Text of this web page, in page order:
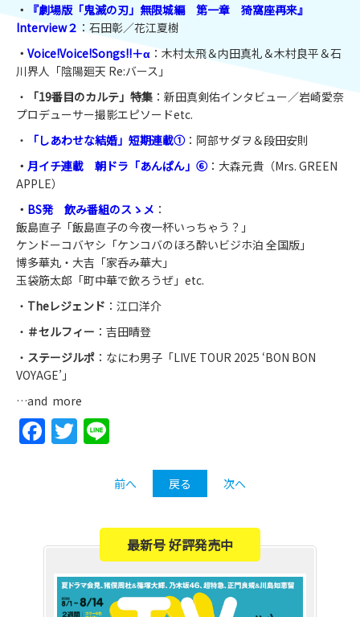
・
『劇場版「鬼滅の刃」無限城編 第一章 猗窩座再来』
Interview２ ：石田彰／花江夏樹
・ Voice!Voice!Songs!!＋α ：木村太飛＆内田真礼＆木村良平＆石
川界人「陰陽廻天 Re:バース」
・
「19番目のカルテ」特集 ：新田真剣佑インタビュー／岩崎愛奈
プロデューサー撮影エピソードetc.
・
「しあわせな結婚」短期連載①：阿部サダヲ＆段田安則
・ 月イチ連載 朝ドラ「あんぱん」⑥：大森元貴（Mrs. GREEN
APPLE）
・ BS発 飲み番組のスゝメ ：
飯島直子「飯島直子の今夜一杯いっちゃう？」
ケンドーコバヤシ「ケンコバのほろ酔いビジホ泊 全国版」
博多華丸・大吉「家呑み華大」
玉袋筋太郎「町中華で飲ろうぜ」etc.
・ Theレジェンド ：江口洋介
・ ＃セルフィー ：吉田晴登
・ ステージルポ ：なにわ男子「LIVE TOUR 2025 ‘BON BON
VOYAGE’」
…and more
Facebook
Twitter
前へ 戻る 次へ
最新号 好評発売中